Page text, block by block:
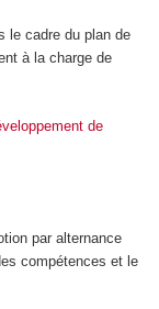
le cadre du plan de
à la charge de
de
par alternance
compétences et le